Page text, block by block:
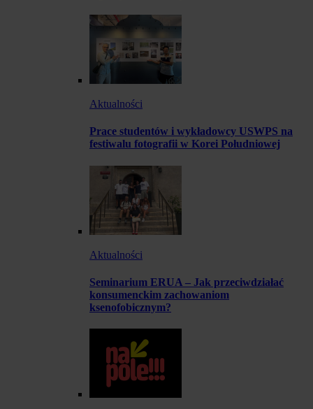
Aktualności
Prace studentów i wykładowcy USWPS na
festiwalu fotografii w Korei Południowej
Aktualności
Seminarium ERUA – Jak przeciwdziałać
konsumenckim zachowaniom
ksenofobicznym?